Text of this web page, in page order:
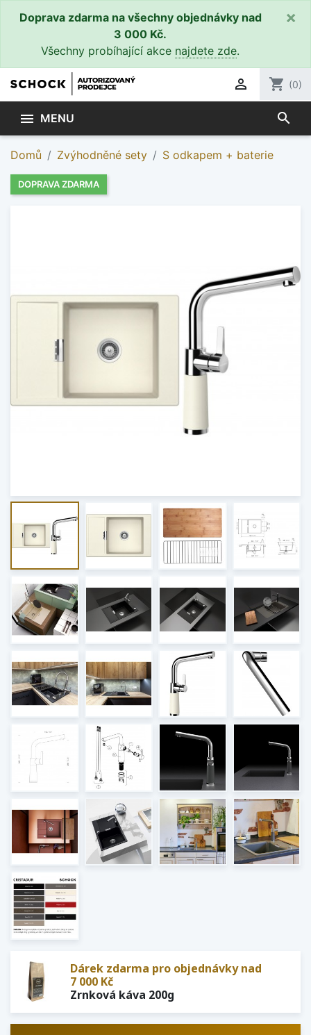
Doprava zdarma na všechny objednávky nad
3 000 Kč.
Všechny probíhající akce najdete zde.
×
 shopping_cart (0)
 MENU search
Domů Zvýhodněné sety S odkapem + baterie
DOPRAVA ZDARMA
Dárek zdarma pro objednávky nad
7 000 Kč
Zrnková káva 200g